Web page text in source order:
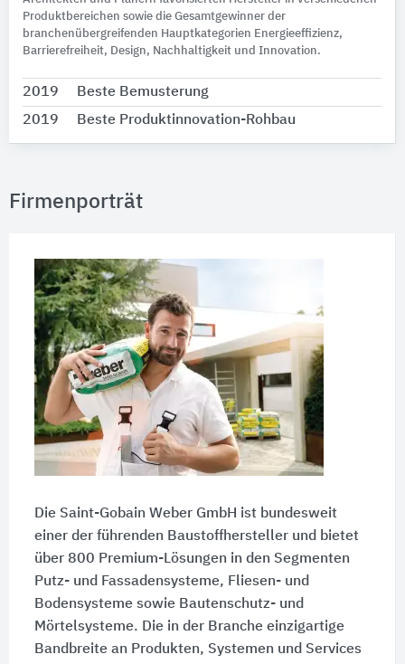
Produktbereichen sowie die Gesamtgewinner der
branchenübergreifenden Hauptkategorien Energieeffizienz,
Barrierefreiheit, Design, Nachhaltigkeit und Innovation.
2019
Beste Bemusterung
2019
Beste Produktinnovation-Rohbau
Firmenporträt
Die Saint-Gobain Weber GmbH ist bundesweit
einer der führenden Baustoffhersteller und bietet
über 800 Premium-Lösungen in den Segmenten
Putz- und Fassadensysteme, Fliesen- und
Bodensysteme sowie Bautenschutz- und
Mörtelsysteme. Die in der Branche einzigartige
Bandbreite an Produkten, Systemen und Services